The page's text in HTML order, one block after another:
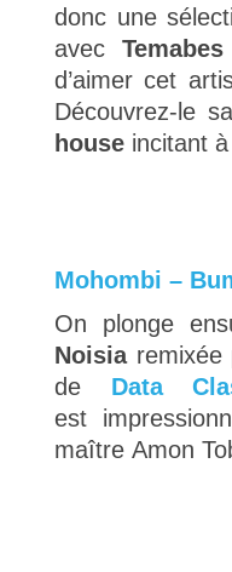
donc une
avec Temabes
d’aimer cet
Découvrez-le
house incitant
Mohombi –
On plonge
Noisiaremixée
de
Data
est
maître Amon